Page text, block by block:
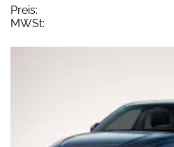
Preis:
MWSt: